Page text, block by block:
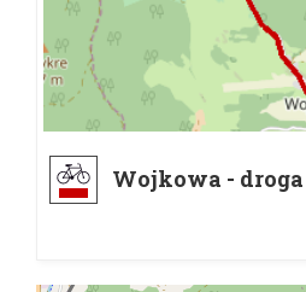
Wojkowa -
Muszyna